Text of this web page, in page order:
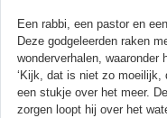
Een rabbi, een pastor en
Deze godgeleerden raken
wonderverhalen, waaronder
‘Kijk, dat is niet zo moeilijk,
een stukje over het meer.
zorgen loopt hij over het